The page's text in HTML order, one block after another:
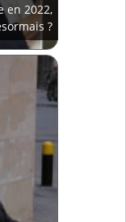
en 2022,
?